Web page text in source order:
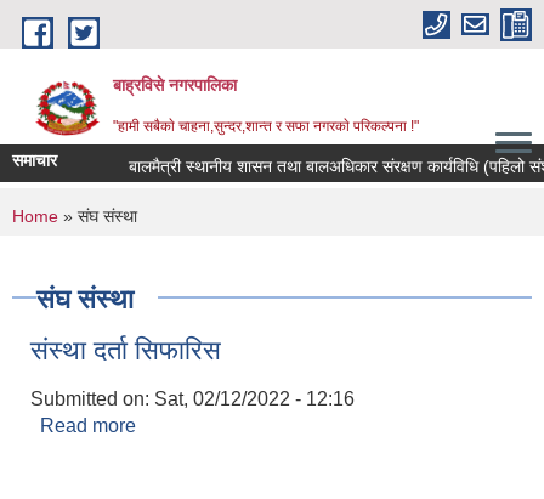
Skip to main content
बाह्रविसे नगरपालिका
"हामी सबैकाे चाहना,सुन्दर,शान्त र सफा नगरकाे परिकल्पना !"
समाचार बालमैत्री स्थानीय शासन तथा बालअधिकार संरक्षण कार्यविधि (पहिलो
You are here
Home » संघ संस्था
संघ संस्था
संस्था दर्ता सिफारिस
Submitted on: Sat, 02/12/2022 - 12:16
Read more